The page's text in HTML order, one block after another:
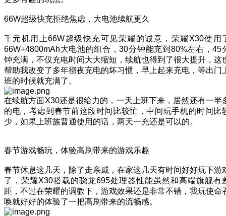
66W超级快充拒绝焦虑，大电池续航更久
千元机用上66W超级快充可见荣耀的诚意，荣耀X30使用
66W+4800mAh大电池的组合，30分钟能充到80%左右，45
钟充满，不仅充电时间大大缩短，续航也得到了很大提升，这
帮助我改变了多年彻夜充电的坏习惯，早上起来充电，等出门
班的时候就充满了。
在续航方面X30还是很给力的，一天上班下来，居然还有一半
的电，考虑到春节前这段时间比较忙，中间玩手机的时间比
少，如果上班族普通使用的话，两天一充还是可以的。
春节游戏畅玩，体验高刷带来的游戏乐趣
春节休息这几天，除了走亲戚，在家这几天有时间好好玩下游
了，荣耀X30搭载的骁龙695处理器性能虽然和高端旗舰有
距，不过在荣耀的调教下，游戏效果还是非常不错，我玩使命
唤就好好的体验了一把高刷带来的流畅感。